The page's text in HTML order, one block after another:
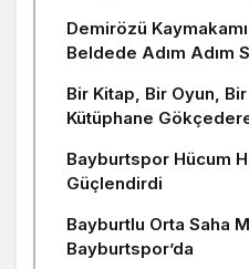
Demirözü
Beldede Adım Adım
Bir Kitap, Bir Oyun,
Kütüphane
Bayburtspor Hücum
Güçlendirdi
Bayburtlu Orta Saha
Bayburtspor’da